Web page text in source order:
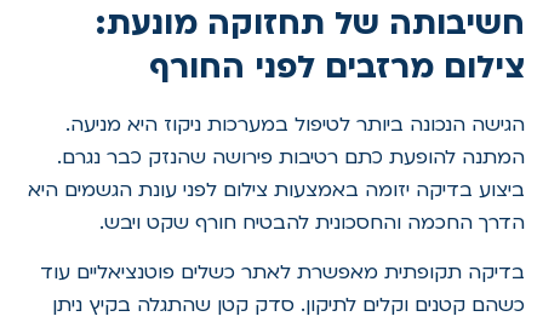
חשיבותה של תחזוקה מונעת:
צילום מרזבים לפני החורף
הגישה הנכונה ביותר לטיפול במערכות ניקוז היא מניעה.
המתנה להופעת כתם רטיבות פירושה שהנזק כבר נגרם.
ביצוע בדיקה יזומה באמצעות צילום לפני עונת הגשמים היא
הדרך החכמה והחסכונית להבטיח חורף שקט ויבש.
בדיקה תקופתית מאפשרת לאתר כשלים פוטנציאליים עוד
כשהם קטנים וקלים לתיקון. סדק קטן שהתגלה בקיץ ניתן